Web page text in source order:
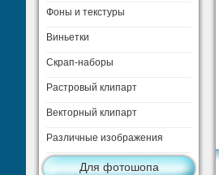
Фоны и текстуры
Виньетки
Скрап-наборы
Растровый клипарт
Векторный клипарт
Различные изображения
Для фотошопа